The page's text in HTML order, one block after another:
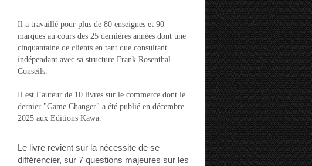
Il a travaillé pour plus de 80 enseignes et 90
marques au cours des 25 dernières années dont une
cinquantaine de clients en tant que consultant
indépendant avec sa structure Frank Rosenthal
Conseils.
Il est l’auteur de 10 livres sur le commerce dont le
dernier "Game Changer" a été publié en décembre
2025 aux Editions Kawa.
Le livre revient sur la nécessite de se
différencier, sur 7 questions majeures sur les